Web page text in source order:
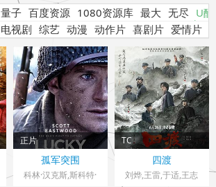
量子 百度资源 1080资源库 最大 无尽 U酷
电视剧 综艺 动漫 动作片 喜剧片 爱情片
正片
美国> 战争片
2026 导演：罗德·拉
孤军突围
科林·汉克斯,斯科特·
TC
中国大陆> 战争片
2026 导演：徐展雄
四渡
刘烨,王雷,于适,王志